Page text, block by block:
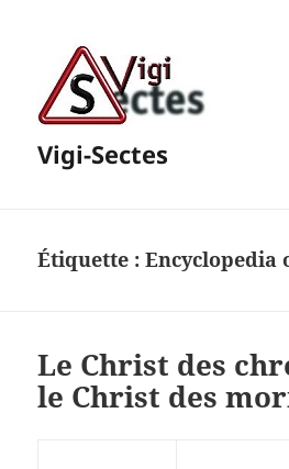
Vigi-Sectes
Étiquette :Encyclopedia
Le Christ des
le Christ des